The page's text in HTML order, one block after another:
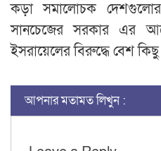
কড়া সমালোচক দেশগুলোর
সানচেজের সরকার এর
ইসরায়েলের বিরুদ্ধে বেশ কিছু
আপনার মতামত লিখুন :